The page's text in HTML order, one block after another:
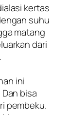
kertas
suhu
matang
dari
ini
bisa
pembeku.